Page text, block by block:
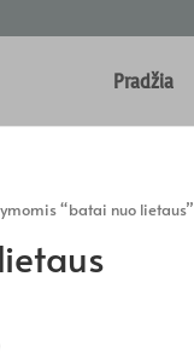
Pradžia
“batai nuo lietaus”